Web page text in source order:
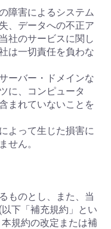
障害によるシステム
、データへの不正ア
社のサービスに関し
は一切責任を負わな
ーバー・ドメインな
に、コンピュータ
まれていないことを
よって生じた損害に
せん。
ものとし、また、当
下「補充規約」とい
規約の改定または補